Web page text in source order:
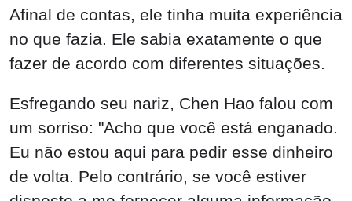
Afinal de contas, ele tinha muita experiência
no que fazia. Ele sabia exatamente o que
fazer de acordo com diferentes situações.
Esfregando seu nariz, Chen Hao falou com
um sorriso: "Acho que você está enganado.
Eu não estou aqui para pedir esse dinheiro
de volta. Pelo contrário, se você estiver